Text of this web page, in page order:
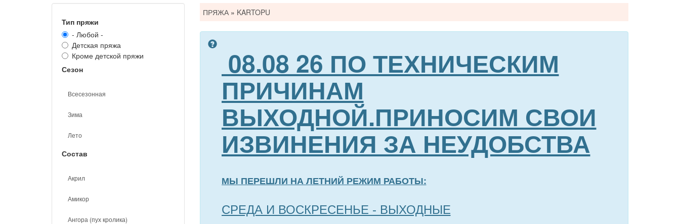
Тип пряжи
- Любой -
Детская пряжа
Кроме детской пряжи
Сезон
Всесезонная
Зима
Лето
Состав
Акрил
Амикор
Ангора (пух кролика)
Вы
здесь
ПРЯЖА » KARTOPU
08.08 26 ПО ТЕХНИЧЕСКИМ
ПРИЧИНАМ
ВЫХОДНОЙ.ПРИНОСИМ СВОИ
ИЗВИНЕНИЯ ЗА НЕУДОБСТВА
МЫ ПЕРЕШЛИ НА ЛЕТНИЙ РЕЖИМ РАБОТЫ:
СРЕДА И ВОСКРЕСЕНЬЕ - ВЫХОДНЫЕ